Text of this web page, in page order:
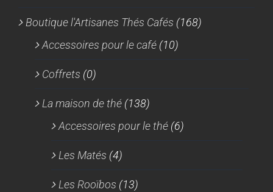
Boutique l'Artisanes Thés Cafés (168)
Accessoires pour le café (10)
Coffrets (0)
La maison de thé (138)
Accessoires pour le thé (6)
Les Matés (4)
Les Rooïbos (13)